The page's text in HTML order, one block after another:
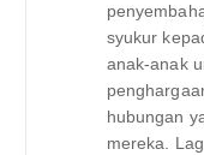
syukur
anak-anak
hubungan
mereka.